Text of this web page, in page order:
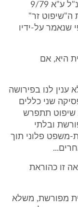
בית-המשפט העליון דן בפסק-הדין הנ"ל ע"א 9/79
ה"שיפוט זר"
שנאמר על-ידיו
היא, אם
ענין לנו בפירושה
שני כללים
שיפוט תתפרש
ובלתי
משפט פלוני תוך
זו כהוראת
מפורשת, משלא